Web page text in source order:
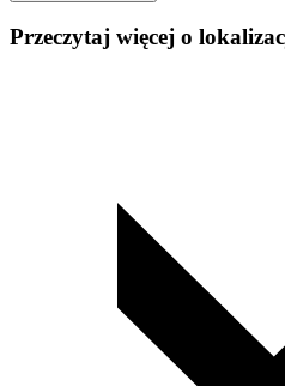
Przeczytaj więcej o